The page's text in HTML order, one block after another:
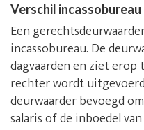
Verschil
Een
incassobureau. De
dagvaarden en ziet erop
rechter wordt
deurwaarder bevoegd
salaris of de inboedel